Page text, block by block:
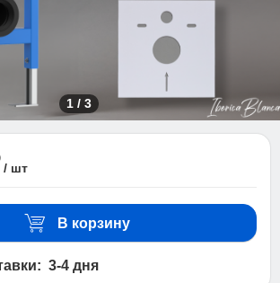
1 / 3
/ шт
В корзину
3-4 дня